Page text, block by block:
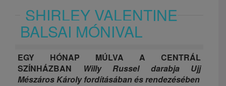
SHIRLEY VALENTINE
BALSAI MÓNIVAL
EGY HÓNAP MÚLVA A CENTRÁL
SZÍNHÁZBAN
Willy Russel darabja Ujj
Mészáros Károly fordításában és rendezésében